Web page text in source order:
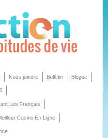
Nous joindre Bulletin Blogue
Les Français
Casino En Ligne